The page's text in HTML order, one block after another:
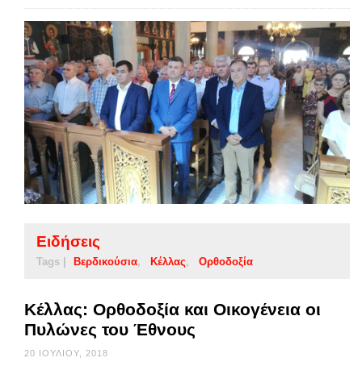
Ειδήσεις
Tags | Βερδικούσια Κέλλας Ορθοδοξία
Κέλλας: Ορθοδοξία και Οικογένεια οι
Πυλώνες του Έθνους
20 ΙΟΥΛΊΟΥ, 2018